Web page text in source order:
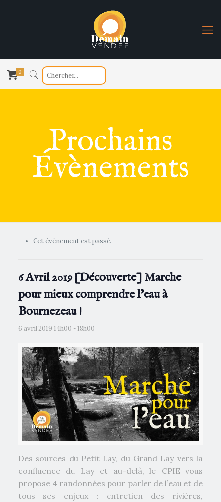
0
Prochains
Évènements
Cet évènement est passé.
6 Avril 2019 [Découverte] Marche
pour mieux comprendre l’eau à
Bournezeau !
6 avril 2019 14h00 -18h00
Des sources du Petit Lay, du Grand Lay vers la
confluence du Lay et au-delà, le CPIE vous
propose 4 randonnées pour parler de l’eau et de
tous ses enjeux : entretien des rivières,